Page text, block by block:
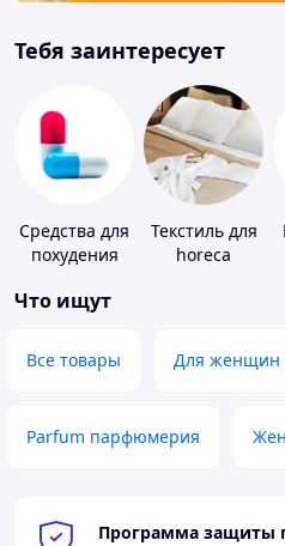
Тебя заинтересует
Средства для
похудения
Текстиль для
horeca
Что ищут
Все товары Для женщин
Parfum парфюмерия
Программа защиты